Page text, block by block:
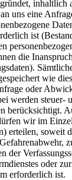
inhaltlich
uns eine
ist
die
wie
oder
werden steuer-
berücksichtigt.
wir im
erteilen, soweit
der
oder
erforderlich ist.